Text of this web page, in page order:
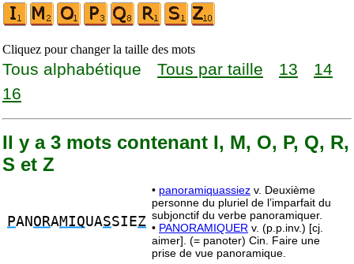
Cliquez pour changer la taille des mots
Tous alphabétique Tous par taille 13
14
16
Il y a 3 mots contenant I, M, O, P, Q, R,
S et Z
PAN ORAMIQUASSIEZ
• panoramiquassiez v. Deuxième
personne du pluriel de l’imparfait du
subjonctif du verbe panoramiquer.
• PANORAMIQUER v. (p.p.inv.) [cj.
aimer]. (= panoter) Cin. Faire une
prise de vue panoramique.